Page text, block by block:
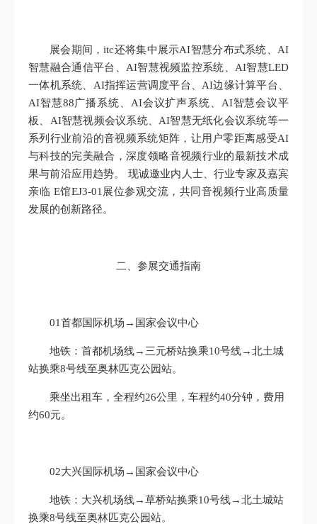
展会期间，itc还将集中展示AI智慧分布式系统、AI
智慧融合通信平台、AI智慧视频监控系统、AI智慧LED
一体机系统、AI指挥运营调度平台、AI边缘计算平台、
AI智慧88广播系统、AI会议扩声系统、AI智慧会议平
板、AI智慧视频会议系统、AI智慧无纸化会议系统等一
系列行业前沿的音视频系统矩阵，让用户零距离感受AI
与科技的完美融合，深度领略音视频行业的最新技术成
果与前沿应用趋势。 现诚邀业内人士、行业专家及嘉宾
亲临 E馆EJ3-01展位参观交流，共同音视频行业高质量
发展的创新路径。
二、参展交通指南
01首都国际机场→国家会议中心‌
地铁‌：首都机场线→三元桥站换乘10号线→北土城
站换乘8号线至奥林匹克公园站‌。
乘坐出租车，全程约26公里，车程约40分钟，费用
约60元。
02大兴国际机场→国家会议中心‌
地铁‌：大兴机场线→草桥站换乘10号线→北土城站
换乘8号线至奥林匹克公园站。